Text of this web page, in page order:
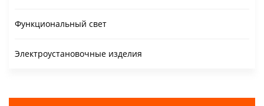
Функциональный свет
Электроустановочные изделия